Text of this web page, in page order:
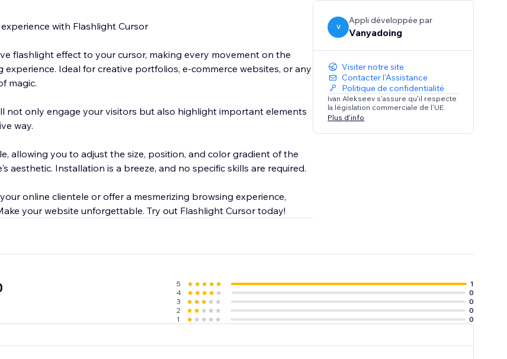
with Flashlight Cursor
flashlight effect to your cursor, making every movement on the
experience. Ideal for creative portfolios, e-commerce websites, or any
magic.
not only engage your visitors but also highlight important elements
way.
allowing you to adjust the size, position, and color gradient of the
aesthetic. Installation is a breeze, and no specific skills are required.
online clientele or offer a mesmerizing browsing experience,
Flashlight Cursor delivers. Make your website unforgettable. Try out Flashlight Cursor today!
V
Appli développée par
Vanyadoing
Visiter notre site
Contacter l'Assistance
Politique de confidentialité
Ivan Alekseev s'assure qu'il respecte
la législation commerciale de l'UE.
Plus d'info
5
1
4
0
3
0
2
0
1
0